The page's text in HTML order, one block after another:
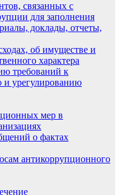
связанных с
для заполнения
доклады, отчеты,
об имуществе и
характера
требований к
урегулированию
мер в
о фактах
антикоррупционного